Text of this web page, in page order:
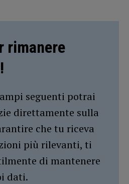
rimanere
seguenti potrai
direttamente sulla
che tu riceva
più rilevanti, ti
di mantenere
dati.